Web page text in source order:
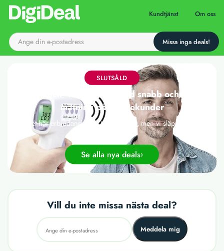
Till startsidan Kundtjänst Om oss
SLUTSÅLD
"No touch"-termometer med snabb och exakt
mätning på 0,5 sekunder
Det här erbjudandet har tyvärr gått ut, men vi släpper nya
Se alla nya deals
Vill du inte missa nästa deal?
Meddela mig